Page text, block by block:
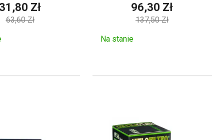
producenta, a niektóre z
31,80 Zł
63,60 Zł
96,30 Zł
137,50 Zł
Na stanie